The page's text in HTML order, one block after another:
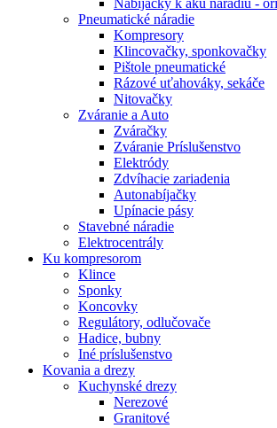
Nabíjačky k aku náradiu -
Pneumatické náradie
Kompresory
Klincovačky, sponkovačky
Pištole pneumatické
Rázové uťahováky, sekáče
Nitovačky
Zváranie a Auto
Zváračky
Zváranie Príslušenstvo
Elektródy
Zdvíhacie zariadenia
Autonabíjačky
Upínacie pásy
Stavebné náradie
Elektrocentrály
Ku kompresorom
Klince
Sponky
Koncovky
Regulátory, odlučovače
Hadice, bubny
Iné príslušenstvo
Kovania a drezy
Kuchynské drezy
Nerezové
Granitové